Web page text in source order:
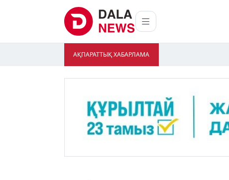
АҚПАРАТТЫҚ ХАБАРЛАМА